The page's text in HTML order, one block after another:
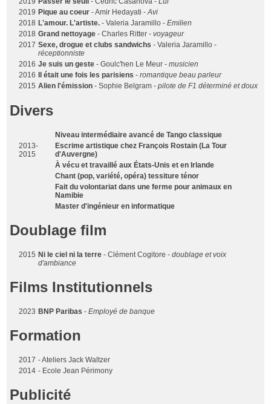
2019 Pique au coeur - Amir Hedayati -Avi
2018 L'amour. L'artiste. - Valeria Jaramillo -Emilien
2018 Grand nettoyage - Charles Ritter -voyageur
2017 Sexe, drogue et clubs sandwichs - Valeria Jaramillo -
réceptionniste
2016 Je suis un geste - Goulc'hen Le Meur -musicien
2016
Il était une fois les parisiens -romantique beau parleur
2015 Alien l'émission - Sophie Belgram -pilote de F1 déterminé et doux
Divers
Niveau intermédiaire avancé de Tango classique
2013-
2015
Escrime artistique chez François Rostain (La Tour
d'Auvergne)
À vécu et travaillé aux États-Unis et en Irlande
Chant (pop, variété, opéra) tessiture ténor
Fait du volontariat dans une ferme pour animaux en
Namibie
Master d'ingénieur en informatique
Doublage film
2015 Ni le ciel ni la terre - Clément Cogitore -doublage et voix
d'ambiance
Films Institutionnels
2023 BNP Paribas -Employé de banque
Formation
2017 - Ateliers Jack Waltzer
2014 - Ecole Jean Périmony
Publicité